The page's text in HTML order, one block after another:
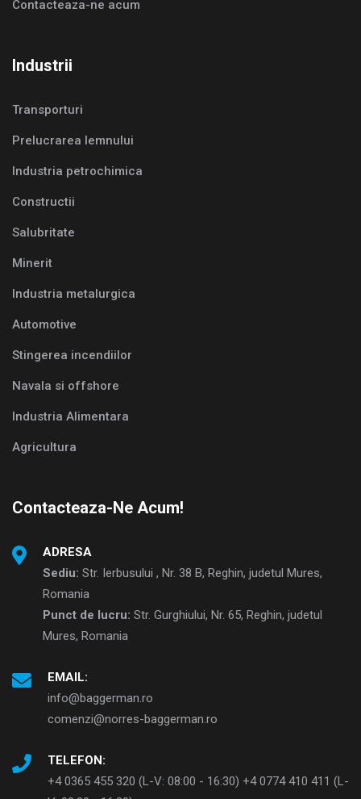
Contacteaza-ne acum
Industrii
Transporturi
Prelucrarea lemnului
Industria petrochimica
Constructii
Salubritate
Minerit
Industria metalurgica
Automotive
Stingerea incendiilor
Navala si offshore
Industria Alimentara
Agricultura
Contacteaza-Ne Acum!
ADRESA
Sediu: Str. Ierbusului , Nr. 38 B, Reghin, judetul Mures,
Romania
Punct de lucru: Str. Gurghiului, Nr. 65, Reghin, judetul
Mures, Romania
EMAIL:
info@baggerman.ro
comenzi@norres-baggerman.ro
TELEFON:
+4 0365 455 320 (L-V: 08:00 - 16:30) +4 0774 410 411 (L-